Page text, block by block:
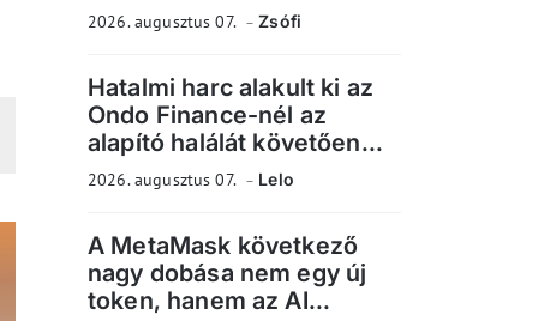
2026. augusztus 07. Zsófi
Hatalmi harc alakult ki az
Ondo Finance-nél az
alapító halálát követően...
2026. augusztus 07. Lelo
A MetaMask következő
nagy dobása nem egy új
token, hanem az AI...